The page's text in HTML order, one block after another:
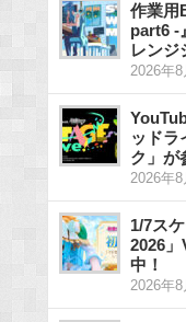
作業用
part6 -
レンジ
2026年
ッドラ
ク」が
2026年
1/7ス
2026
中！
2026年